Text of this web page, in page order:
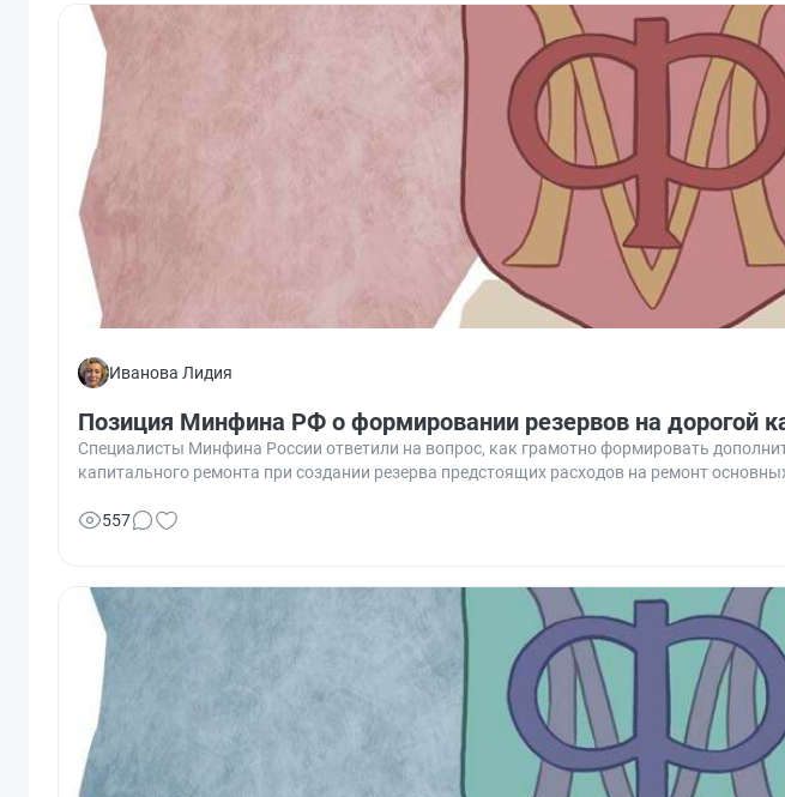
Иванова Лидия
Позиция Минфина РФ о формировании резервов на дорогой
Специалисты Минфина России ответили на вопрос, как грамотно формировать
капитального ремонта при создании резерва предстоящих расходов на ремонт
557